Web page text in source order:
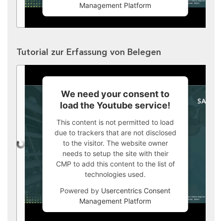
Management Platform
Tutorial zur Erfassung von Belegen
We need your consent to
load the Youtube service!
This content is not permitted to load
due to trackers that are not disclosed
to the visitor. The website owner
needs to setup the site with their
CMP to add this content to the list of
technologies used.
Powered by Usercentrics Consent
Management Platform